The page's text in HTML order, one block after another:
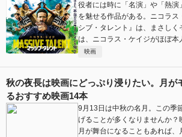
役者には時に「名演」や「熱演
を魅せる作品がある。ニコラス
シブ・タレント』は、まさしく
は、ニコラス・ケイジがほぼ
映画
秋の夜長は映画にどっぷり浸りたい。月が
るおすすめ映画14本
9月13日は中秋の名月。この季
げることが多くなりませんか？
月が舞台になることもあれば